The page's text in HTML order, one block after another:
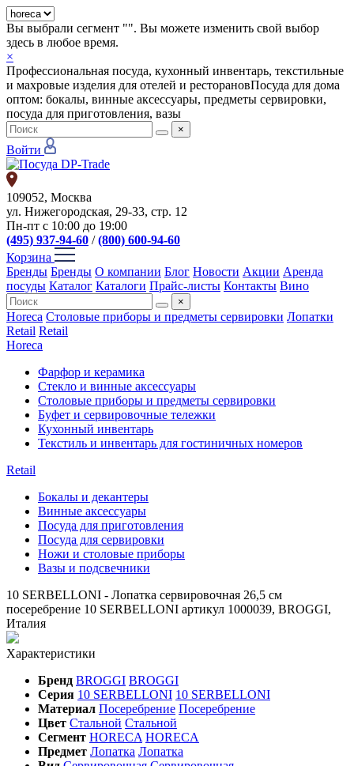
Вы выбрали сегмент "". Вы можете изменить свой выбор
здесь в любое время.
×
Профессиональная посуда, кухонный инвентарь, текстильные
и махровые изделия для отелей и ресторановПосуда для дома
оптом: бокалы, винные аксессуары, предметы сервировки,
посуда для приготовления, вазы
×
Войти
109052, Москва
ул. Нижегородская, 29-33, стр. 12
Пн-пт с 10:00 до 19:00
(495) 937-94-60 /(800) 600-94-60
Корзина
Бренды Бренды О компании Блог Новости Акции Аренда
посуды Каталог Каталоги Прайс-листы Контакты Вино
×
Horeca Столовые приборы и предметы сервировки Лопатки
Retail Retail
Horeca
Фарфор и керамика
Стекло и винные аксессуары
Столовые приборы и предметы сервировки
Буфет и сервировочные тележки
Кухонный инвентарь
Текстиль и инвентарь для гостиничных номеров
Retail
Бокалы и декантеры
Винные аксессуары
Посуда для приготовления
Посуда для сервировки
Ножи и столовые приборы
Вазы и подсвечники
10 SERBELLONI - Лопатка сервировочная 26,5 см
посеребрение 10 SERBELLONI артикул 1000039, BROGGI,
Италия
Характеристики
Бренд BROGGI BROGGI
Серия 10 SERBELLONI 10 SERBELLONI
Материал Посеребрение Посеребрение
Цвет Стальной Стальной
Сегмент HORECA HORECA
Предмет Лопатка Лопатка